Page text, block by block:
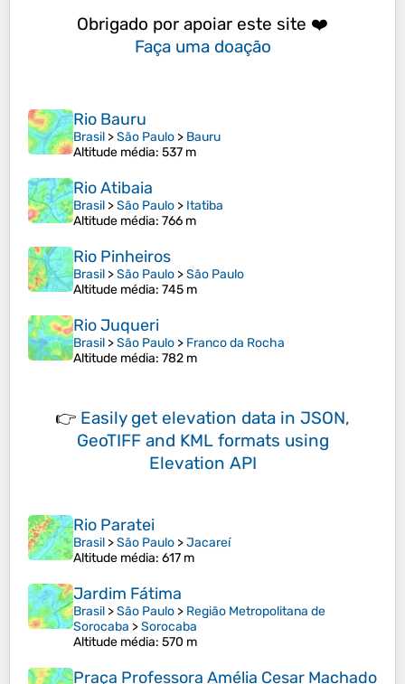
Obrigado por apoiar este site ❤️
Faça uma doação
Rio Bauru
Brasil >São Paulo > Bauru
Altitude média: 537 m
Rio Atibaia
Brasil >São Paulo > Itatiba
Altitude média: 766 m
Rio Pinheiros
Brasil >São Paulo >São Paulo
Altitude média: 745 m
Rio Juqueri
Brasil >São Paulo > Franco da Rocha
Altitude média: 782 m
👉 Easily get elevation data in JSON,
GeoTIFF and KML formats using
Elevation API
Rio Paratei
Brasil >São Paulo >Jacareí
Altitude média: 617 m
Jardim Fátima
Brasil >São Paulo > Região Metropolitana de
Sorocaba >Sorocaba
Altitude média: 570 m
Praça Professora Amélia Cesar Machado